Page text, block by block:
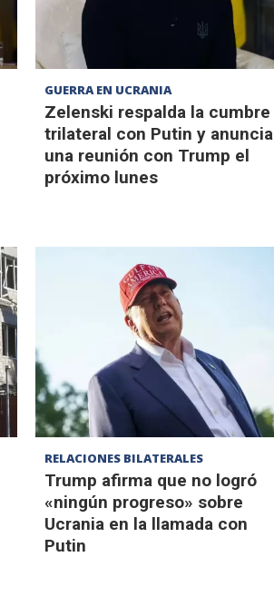
GUERRA EN UCRANIA
Zelenski respalda la cumbre
trilateral con Putin y anuncia
una reunión con Trump el
próximo lunes
RELACIONES BILATERALES
Trump afirma que no logró
«ningún progreso» sobre
Ucrania en la llamada con
Putin